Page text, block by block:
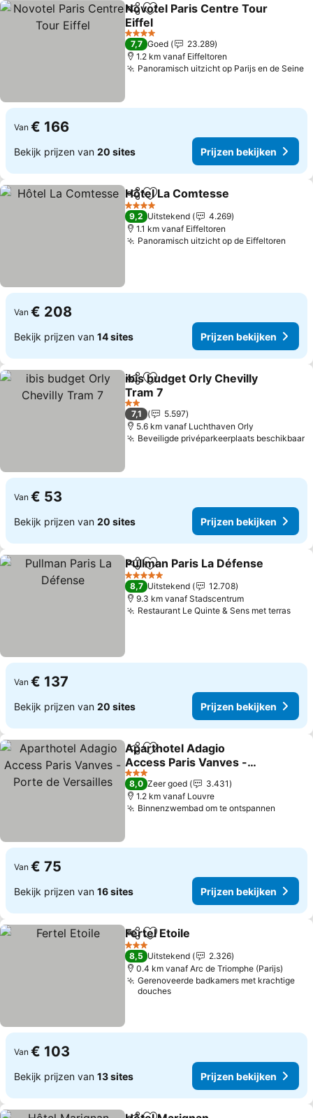
DelenToevoegen aan favorieten
Novotel Paris Centre Tour
Eiffel
4 Sterren
7,7 Goed
23.289
1.2 km vanaf Eiffeltoren
Panoramisch uitzicht op Parijs en de Seine
Van € 166
Bekijk prijzen van 20 sites Prijzen bekijken
DelenToevoegen aan favorieten
Hôtel La Comtesse
4 Sterren
9,2 Uitstekend
4.269
1.1 km vanaf Eiffeltoren
Panoramisch uitzicht op de Eiffeltoren
Van € 208
Bekijk prijzen van 14 sites Prijzen bekijken
DelenToevoegen aan favorieten
ibis budget Orly Chevilly
Tram 7
2 Sterren
7,1
5.597
5.6 km vanaf Luchthaven Orly
Beveiligde privéparkeerplaats beschikbaar
Van € 53
Bekijk prijzen van 20 sites Prijzen bekijken
DelenToevoegen aan favorieten
Pullman Paris La Défense
5 Sterren
8,7 Uitstekend
12.708
9.3 km vanaf Stadscentrum
Restaurant Le Quinte & Sens met terras
Van € 137
Bekijk prijzen van 20 sites Prijzen bekijken
DelenToevoegen aan favorieten
Aparthotel Adagio
Access Paris Vanves -
Porte de Versailles
3 Sterren
8,0 Zeer goed
3.431
1.2 km vanaf Louvre
Binnenzwembad om te ontspannen
Van € 75
Bekijk prijzen van 16 sites Prijzen bekijken
DelenToevoegen aan favorieten
Fertel Etoile
3 Sterren
8,5 Uitstekend
2.326
0.4 km vanaf Arc de Triomphe (Parijs)
Gerenoveerde badkamers met krachtige
douches
Van € 103
Bekijk prijzen van 13 sites Prijzen bekijken